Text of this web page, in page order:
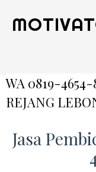
WA 0819-
REJANG
Jasa